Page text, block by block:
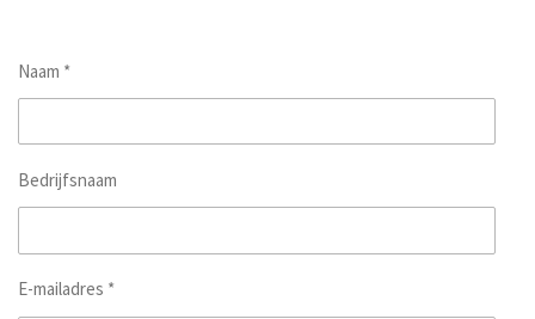
Naam *
Bedrijfsnaam
E-mailadres *